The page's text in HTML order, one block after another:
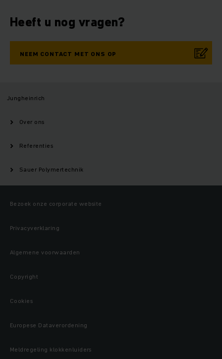
Heeft u nog vragen?
NEEM CONTACT MET ONS OP
Jungheinrich
Over ons
Referenties
Sauer Polymertechnik
Bezoek onze corporate website
Privacyverklaring
Algemene voorwaarden
Copyright
Cookies
Europese Dataverordening
Meldregeling klokkenluiders